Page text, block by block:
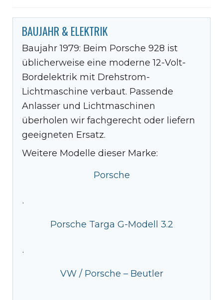
BAUJAHR & ELEKTRIK
Baujahr 1979: Beim Porsche 928 ist
üblicherweise eine moderne 12-Volt-
Bordelektrik mit Drehstrom-
Lichtmaschine verbaut. Passende
Anlasser und Lichtmaschinen
überholen wir fachgerecht oder liefern
geeigneten Ersatz.
Weitere Modelle dieser Marke:
Porsche
·
Porsche Targa G-Modell 3.2
·
VW / Porsche – Beutler